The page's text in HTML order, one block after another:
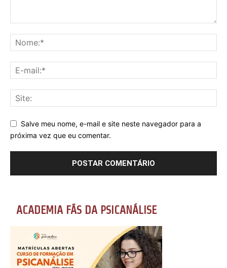
Salve meu nome, e-mail e site neste navegador para a
próxima vez que eu comentar.
ACADEMIA FÃS DA PSICANÁLISE